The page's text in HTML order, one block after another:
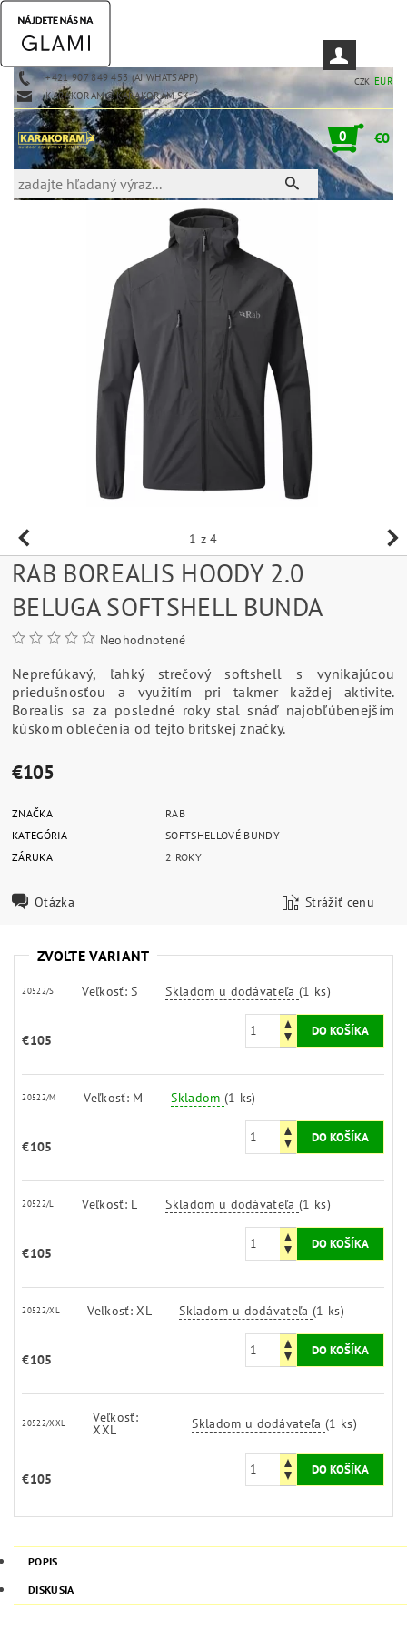
+421 907 849 453 (AJ WHATSAPP)
KARAKORAM@KARAKORAM.SK
CZK EUR
0 €0
1 z 4
RAB BOREALIS HOODY 2.0
BELUGA SOFTSHELL BUNDA
Neohodnotené
Neprefúkavý, ľahký strečový softshell s vynikajúcou
priedušnosťou a využitím pri takmer každej aktivite.
Borealis sa za posledné roky stal snáď najobľúbenejším
kúskom oblečenia od tejto britskej značky.
€105
ZNAČKA
RAB
KATEGÓRIA
SOFTSHELLOVÉ BUNDY
ZÁRUKA
2 ROKY
Otázka Strážiť cenu
ZVOĽTE VARIANT
20522/S Veľkosť: S Skladom u dodávateľa(1 ks)
€105
20522/M Veľkosť: M Skladom (1 ks)
€105
20522/L Veľkosť: L Skladom u dodávateľa(1 ks)
€105
20522/XL Veľkosť: XL Skladom u dodávateľa(1 ks)
€105
20522/XXL Veľkosť:
XXL Skladom u dodávateľa(1 ks)
€105
POPIS
DISKUSIA